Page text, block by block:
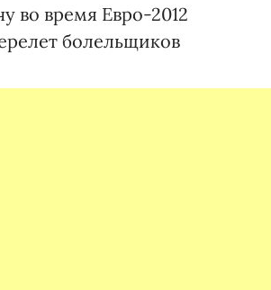
во время Евро-2012
болельщиков